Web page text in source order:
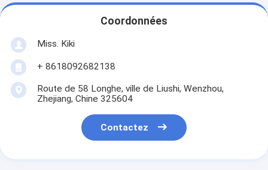
Coordonnées
Miss. Kiki
+ 8618092682138
Route de 58 Longhe, ville de Liushi, Wenzhou,
Zhejiang, Chine 325604
Contactez